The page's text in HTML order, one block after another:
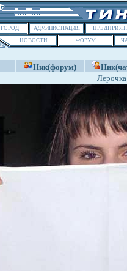
ГОРОД АДМИНИСТРАЦИЯ
НОВОСТИ
ФОРУМ
Ник(форум)
Лерочка